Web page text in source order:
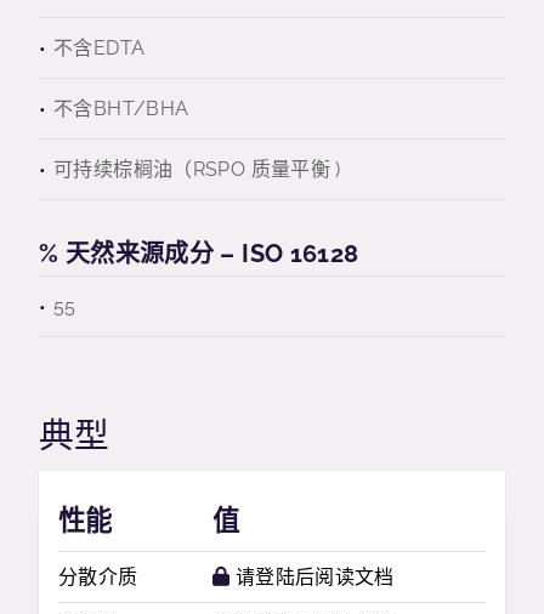
不含EDTA
不含BHT/BHA
可持续棕榈油（RSPO 质量平衡 )
% 天然来源成分 – ISO 16128
55
典型
性能 值
分散介质 请登陆后阅读文档